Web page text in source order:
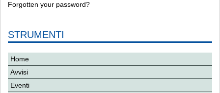
Forgotten your password?
STRUMENTI
Home
Avvisi
Eventi